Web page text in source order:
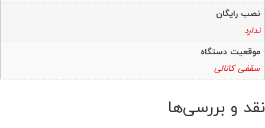
نصب رایگان
ندارد
موقعیت دستگاه
سقفی کانالی
نقد و بررسی‌ها